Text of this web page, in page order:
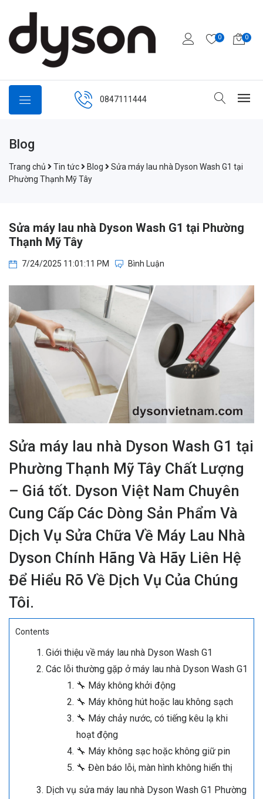
0 0
0847111444
Blog
Trang chủ Tin tức Blog
Sửa máy lau nhà Dyson Wash G1 tại
Phường Thạnh Mỹ Tây
Sửa máy lau nhà Dyson Wash G1 tại Phường
Thạnh Mỹ Tây
7/24/2025 11:01:11 PM Bình Luận
Sửa máy lau nhà Dyson Wash G1 tại
Phường Thạnh Mỹ Tây Chất Lượng
– Giá tốt. Dyson Việt Nam Chuyên
Cung Cấp Các Dòng Sản Phẩm Và
Dịch Vụ Sửa Chữa Về Máy Lau Nhà
Dyson Chính Hãng Và Hãy Liên Hệ
Để Hiểu Rõ Về Dịch Vụ Của Chúng
Tôi.
Contents
Giới thiệu về máy lau nhà Dyson Wash G1
Các lỗi thường gặp ở máy lau nhà Dyson Wash G1
🔧 Máy không khởi động
🔧 Máy không hút hoặc lau không sạch
🔧 Máy chảy nước, có tiếng kêu lạ khi
hoạt động
🔧 Máy không sạc hoặc không giữ pin
🔧 Đèn báo lỗi, màn hình không hiển thị
Dịch vụ sửa máy lau nhà Dyson Wash G1 Phường